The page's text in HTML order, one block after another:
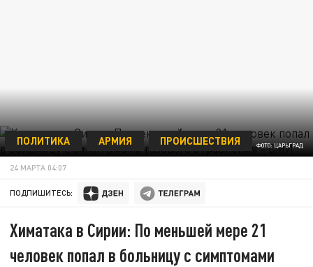
ФОТО: ЦАРЬГРАД
ПОЛИТИКА АРМИЯ ПРОИСШЕСТВИЯ
24 МАРТА 04:07
ПОДПИШИТЕСЬ:
Химатака в Сирии: По меньшей мере 21
человек попал в больницу с симптомами